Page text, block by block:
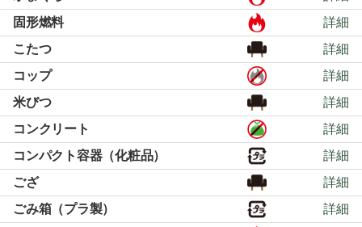
固形燃料
詳細
こたつ
詳細
コップ
詳細
米びつ
詳細
コンクリート
詳細
コンパクト容器（化粧品）
詳細
ござ
詳細
ごみ箱（プラ製）
詳細